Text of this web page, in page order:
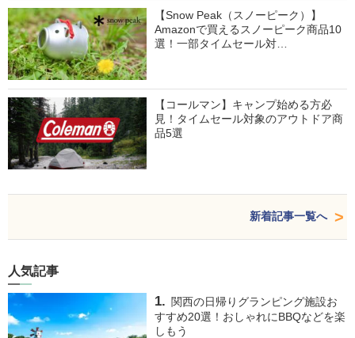
【Snow Peak（スノーピーク）】
Amazonで買えるスノーピーク商品10
選！一部タイムセール対…
【コールマン】キャンプ始める方必
見！タイムセール対象のアウトドア商
品5選
新着記事一覧へ
人気記事
関西の日帰りグランピング施設お
すすめ20選！おしゃれにBBQなどを楽
しもう